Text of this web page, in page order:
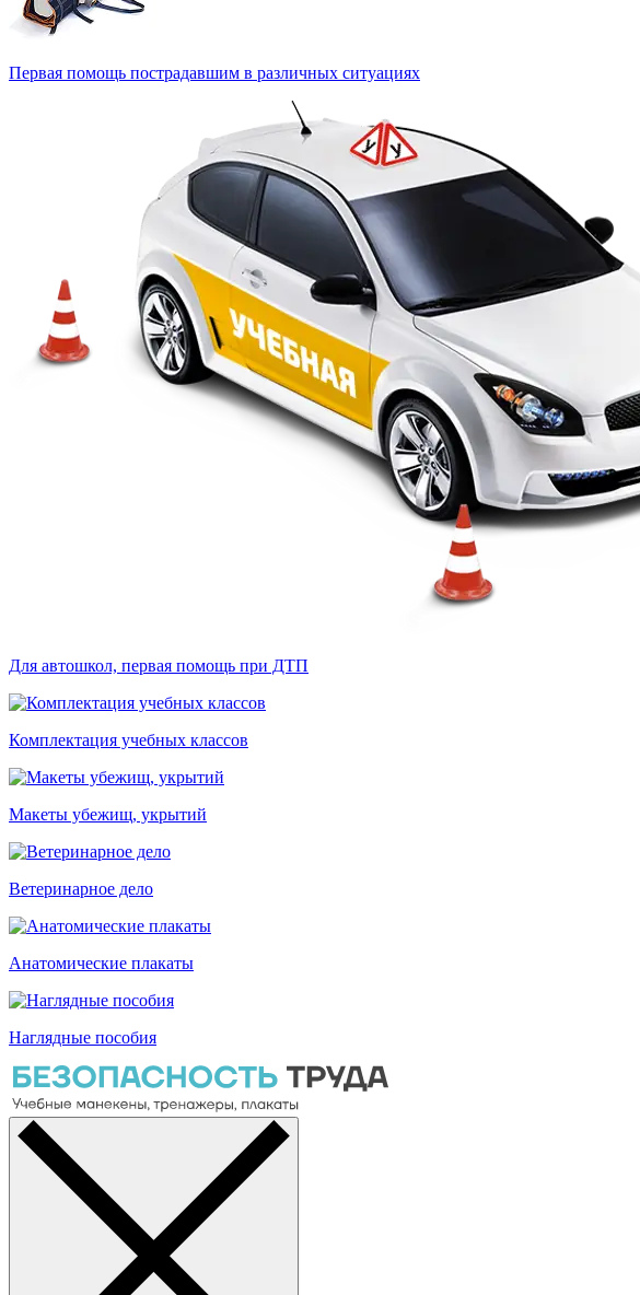
Первая помощь пострадавшим в различных ситуациях
Для автошкол, первая помощь при ДТП
Комплектация учебных классов
Макеты убежищ, укрытий
Ветеринарное дело
Анатомические плакаты
Наглядные пособия